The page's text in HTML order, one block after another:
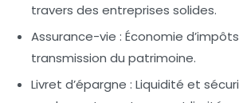
travers des entreprises solides.
Assurance-vie : Économie
transmission du patrimoine.
Livret d’épargne : Liquidité et